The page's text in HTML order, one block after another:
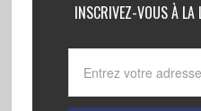
INSCRIVEZ-VOUS À LA